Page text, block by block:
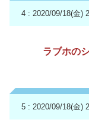
4 : 2020/09/18(金)
ラブホの
5 : 2020/09/18(金)